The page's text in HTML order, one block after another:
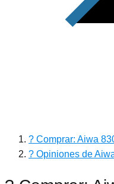
? Comprar: Aiwa
? Opiniones de